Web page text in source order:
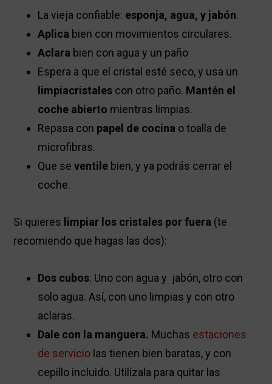
La vieja confiable: esponja, agua, y jabón.
Aplica bien con movimientos circulares.
Aclara bien con agua y un paño
Espera a que el cristal esté seco, y usa un
limpiacristales con otro paño. Mantén el
coche abierto mientras limpias.
Repasa con papel de cocina o toalla de
microfibras.
Que seventile bien, y ya podrás cerrar el
coche.
Si quieres limpiar los cristales por fuera (te
recomiendo que hagas las dos):
Dos cubos. Uno con agua y jabón, otro con
solo agua. Así, con uno limpias y con otro
aclaras.
Dale con la manguera. Muchas estaciones
de servicio las tienen bien baratas, y con
cepillo incluido. Utilízala para quitar las